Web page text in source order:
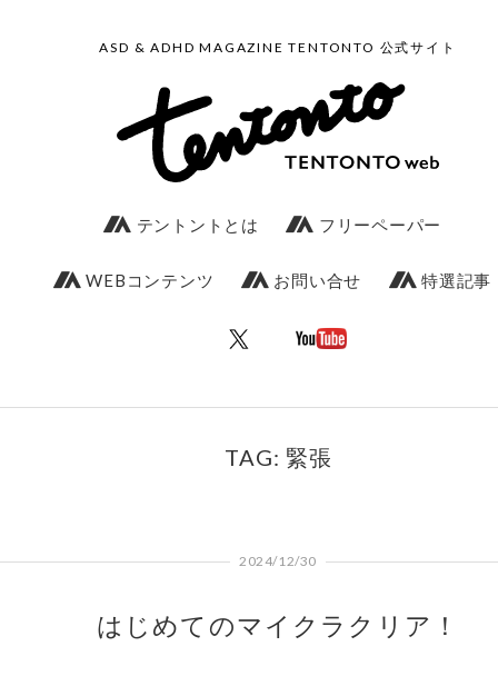
ASD & ADHD MAGAZINE TENTONTO 公式サイト
テントントとは フリーペーパー
WEBコンテンツ お問い合せ 特選記事
TAG: 緊張
2024/12/30
はじめてのマイクラクリア！